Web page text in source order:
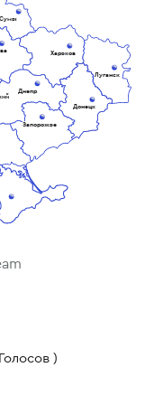
Сумы
Харьков
Луганск
Донецк
Днепр
Запорожье
Голосов )